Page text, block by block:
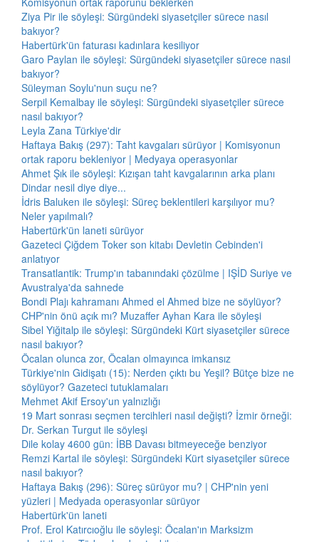
Ziya Pir ile söyleşi: Sürgündeki siyasetçiler sürece nasıl
bakıyor?
Habertürk'ün faturası kadınlara kesiliyor
Garo Paylan ile söyleşi: Sürgündeki siyasetçiler sürece nasıl
bakıyor?
Süleyman Soylu'nun suçu ne?
Serpil Kemalbay ile söyleşi: Sürgündeki siyasetçiler sürece
nasıl bakıyor?
Leyla Zana Türkiye'dir
Haftaya Bakış (297): Taht kavgaları sürüyor | Komisyonun
ortak raporu bekleniyor | Medyaya operasyonlar
Ahmet Şık ile söyleşi: Kızışan taht kavgalarının arka planı
Dindar nesil diye diye...
İdris Baluken ile söyleşi: Süreç beklentileri karşılıyor mu?
Neler yapılmalı?
Habertürk'ün laneti sürüyor
Gazeteci Çiğdem Toker son kitabı Devletin Cebinden'i
anlatıyor
Transatlantik: Trump'ın tabanındaki çözülme | IŞİD Suriye ve
Avustralya'da sahnede
Bondi Plajı kahramanı Ahmed el Ahmed bize ne söylüyor?
CHP'nin önü açık mı? Muzaffer Ayhan Kara ile söyleşi
Sibel Yiğitalp ile söyleşi: Sürgündeki Kürt siyasetçiler sürece
nasıl bakıyor?
Öcalan olunca zor, Öcalan olmayınca imkansız
Türkiye'nin Gidişatı (15): Nerden çıktı bu Yeşil? Bütçe bize ne
söylüyor? Gazeteci tutuklamaları
Mehmet Akif Ersoy'un yalnızlığı
19 Mart sonrası seçmen tercihleri nasıl değişti? İzmir örneği:
Dr. Serkan Turgut ile söyleşi
Dile kolay 4600 gün: İBB Davası bitmeyeceğe benziyor
Remzi Kartal ile söyleşi: Sürgündeki Kürt siyasetçiler sürece
nasıl bakıyor?
Haftaya Bakış (296): Süreç sürüyor mu? | CHP'nin yeni
yüzleri | Medyada operasyonlar sürüyor
Habertürk'ün laneti
Prof. Erol Katırcıoğlu ile söyleşi: Öcalan'ın Marksizm